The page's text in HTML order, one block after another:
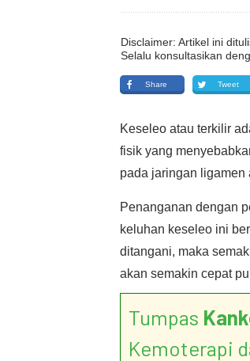
Disclaimer: Artikel ini
Selalu konsultasikan
Share Tweet
Keseleo atau terkilir
fisik yang
pada jaringan ligamen
Penanganan dengan
keluhan keseleo ini
ditangani, maka
akan semakin cepat
Tumpas
Kemoterapi